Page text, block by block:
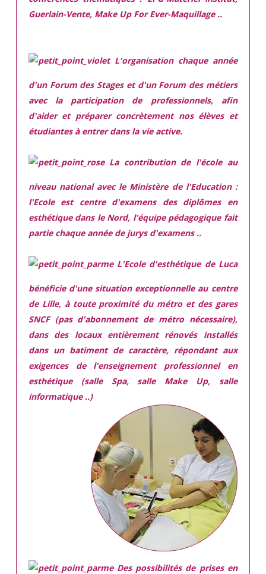
Guerlain-Vente, Make Up For Ever-Maquillage ..
L'organisation chaque année
d'un Forum des Stages et d'un Forum des métiers
avec la participation de professionnels, afin
d'aider et préparer concrètement nos élèves et
étudiantes à entrer dans la vie active.
La contribution de l'école au
niveau national avec le Ministère de l'Education :
l'Ecole est centre d'examens des diplômes en
esthétique dans le Nord, l'équipe pédagogique fait
partie chaque année de jurys d'examens ..
L'Ecole d'esthétique de Luca
bénéficie d'une situation exceptionnelleau centre
de Lille, à toute proximité du métro et des gares
SNCF (pas d'abonnement de métro nécessaire),
dans des locaux entièrement rénovés installés
dans un batiment de caractère, répondant aux
exigencesde l'enseignement professionnel en
esthétique (salle Spa, salle Make Up, salle
informatique ..)
Des possibilités de prises en